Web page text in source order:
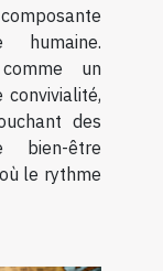
humaine.
un
des
bien-être
le rythme